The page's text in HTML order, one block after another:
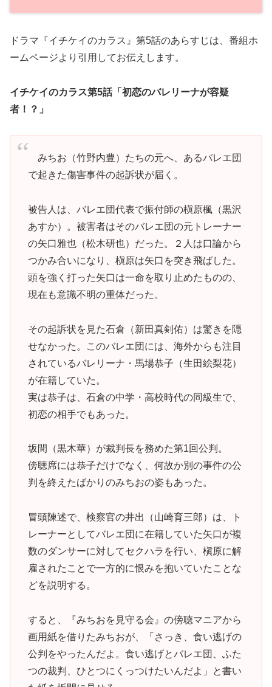
ドラマ『イチケイのカラス』第5話のあらすじは、番組ホ
ームページより引用してお伝えします。
イチケイのカラス第5話「初恋のバレリーナが容疑
者！？」
みちお（竹野内豊）たちの元へ、あるバレエ団
で起きた傷害事件の起訴状が届く。
被告人は、バレエ団代表で振付師の槇原楓（黒沢
あすか）。被害者はそのバレエ団の元トレーナー
の矢口雅也（松木研也）だった。２人は口論から
つかみ合いになり、槇原は矢口を突き飛ばした。
頭を強く打った矢口は一命を取り止めたものの、
現在も意識不明の重体だった。
その起訴状を見た石倉（新田真剣佑）は驚きを隠
せなかった。このバレエ団には、海外からも注目
されているバレリーナ・馬場恭子（生田絵梨花）
が在籍していた。
実は恭子は、石倉の中学・高校時代の同級生で、
初恋の相手でもあった。
坂間（黒木華）が裁判長を務めた第1回公判。
傍聴席には恭子だけでなく、何故か別の事件の公
判を終えたばかりのみちおの姿もあった。
冒頭陳述で、検察官の井出（山崎育三郎）は、ト
レーナーとしてバレエ団に在籍していた矢口が複
数のダンサーに対してセクハラを行い、槇原に解
雇されたことで一方的に恨みを抱いていたことな
どを説明する。
すると、『みちおを見守る会』の傍聴マニアから
画用紙を借りたみちおが、「さっき、食い逃げの
公判をやったんだよ。食い逃げとバレエ団、ふた
つの裁判、ひとつにくっつけたいんだよ」と書い